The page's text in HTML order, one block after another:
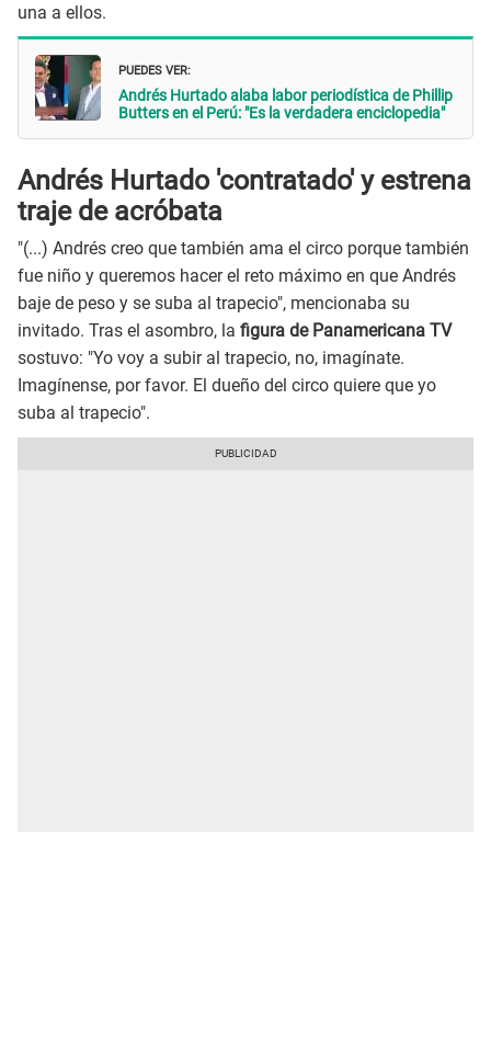
una a ellos.
PUEDES VER:
Andrés Hurtado alaba labor periodística de Phillip
Butters en el Perú: "Es la verdadera enciclopedia"
Andrés Hurtado 'contratado' y estrena
traje de acróbata
"(...) Andrés creo que también ama el circo porque también
fue niño y queremos hacer el reto máximo en que Andrés
baje de peso y se suba al trapecio", mencionaba su
invitado. Tras el asombro, la figura de Panamericana TV
sostuvo: "Yo voy a subir al trapecio, no, imagínate.
Imagínense, por favor. El dueño del circo quiere que yo
suba al trapecio".